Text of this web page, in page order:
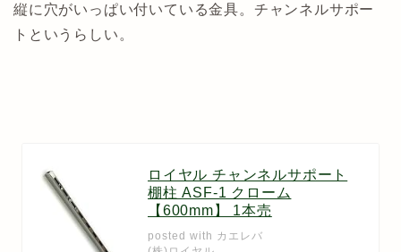
縦に穴がいっぱい付いている金具。チャンネルサポー
トというらしい。
ロイヤル チャンネルサポート
棚柱 ASF-1 クローム
【600mm】 1本売
posted with カエレバ